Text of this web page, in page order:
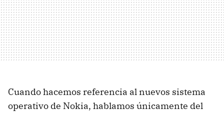
Cuando hacemos referencia al nuevos sistema
operativo de Nokia, hablamos únicamente del